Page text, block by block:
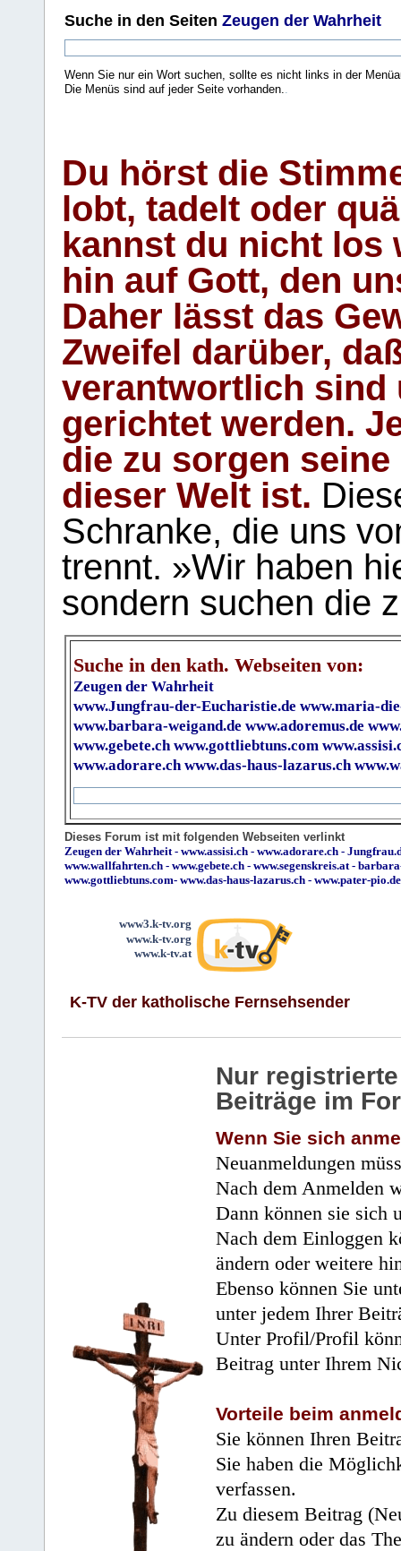
Suche in den Seiten Zeugen der Wahrheit
Wenn Sie nur ein Wort suchen, sollte es nicht links in der
Die Menüs sind auf jeder Seite vorhanden.
Du hörst die
lobt, tadelt oder
kannst du nicht los
hin auf Gott, den
Daher lässt das
Zweifel darüber,
verantwortlich sind
gerichtet werden.
die zu sorgen
dieser Welt ist.
Schranke, die uns
trennt. »Wir haben
sondern suchen die
Suche in den kath. Webseiten von:
Zeugen der Wahrheit
www.Jungfrau-der-Eucharistie.de www.maria-
www.barbara-weigand.de www.adoremus.de
www.gebete.ch www.gottliebtuns.com
www.adorare.ch www.das-haus-lazarus.ch
Dieses Forum ist mit folgenden Webseiten verlinkt
Zeugen der Wahrheit - www.assisi.ch - www.adorare.ch -
www.wallfahrten.ch - www.gebete.ch - www.segenskreis.at -
www.gottliebtuns.com- www.das-haus-lazarus.ch - www.pater-pio.de
www3.k-tv.org
www.k-tv.org
www.k-tv.at
K-TV der katholische Fernsehsender
Nur
Beiträge im
Wenn Sie sich
Neuanmeldungen
Nach dem Anmelden
Dann können sie sich
Nach dem Einloggen
ändern oder weitere
Ebenso können Sie
unter jedem Ihrer
Unter Profil/Profil
Beitrag unter Ihrem
Vorteile beim
Sie können Ihren
Sie haben die
verfassen.
Zu diesem Beitrag
zu ändern oder das